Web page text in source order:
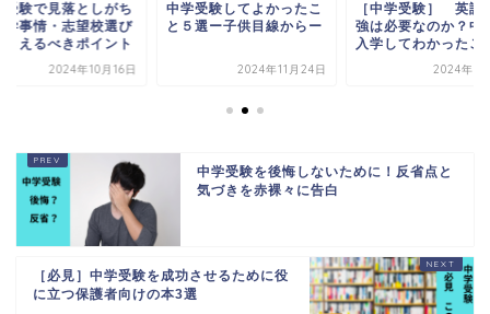
受験で見落としがち
学事情・志望校選び
さえるべきポイント
2024年10月16日
中学受験してよかったこ
と５選ー子供目線からー
2024年11月24日
［中学受験］ 英語
強は必要なのか？中
入学してわかったこ
2024年7
中学受験を後悔しないために！反省点と
気づきを赤裸々に告白
［必見］中学受験を成功させるために役
に立つ保護者向けの本3選